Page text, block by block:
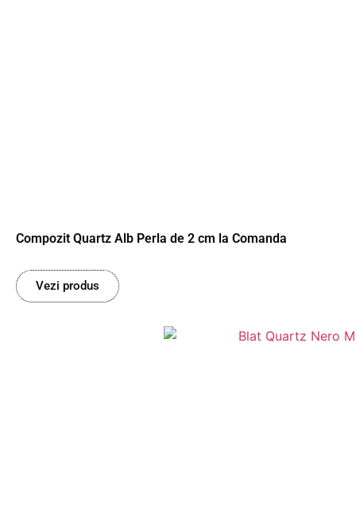
Compozit Quartz Alb Perla de 2 cm la Comanda
Vezi produs